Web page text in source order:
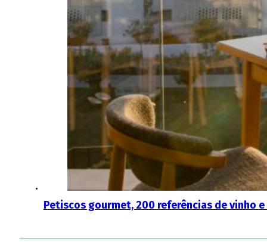
Petiscos gourmet, 200 referências de vinho